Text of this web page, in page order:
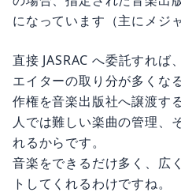
になっています（主にメジ
直接 JASRAC へ委託すれば
エイターの取り分が多くな
作権を音楽出版社へ譲渡す
人では難しい楽曲の管理、
れるからです。
音楽をできるだけ多く、広
トしてくれるわけですね。